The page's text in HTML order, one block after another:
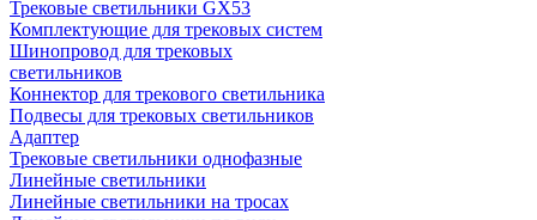
Трековые светильники GX53
Комплектующие для трековых систем
Шинопровод для трековых
светильников
Коннектор для трекового светильника
Подвесы для трековых светильников
Адаптер
Трековые светильники однофазные
Линейные светильники
Линейные светильники на тросах